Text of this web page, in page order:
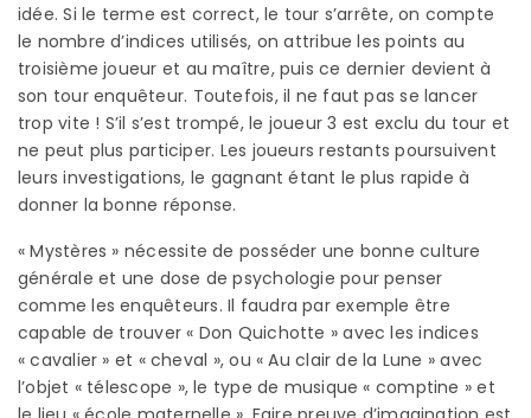
idée. Si le terme est correct, le tour s’arrête, on compte
le nombre d’indices utilisés, on attribue les points au
troisième joueur et au maître, puis ce dernier devient à
son tour enquêteur. Toutefois, il ne faut pas se lancer
trop vite ! S’il s’est trompé, le joueur 3 est exclu du tour et
ne peut plus participer. Les joueurs restants poursuivent
leurs investigations, le gagnant étant le plus rapide à
donner la bonne réponse.
« Mystères » nécessite de posséder une bonne culture
générale et une dose de psychologie pour penser
comme les enquêteurs. Il faudra par exemple être
capable de trouver « Don Quichotte » avec les indices
« cavalier » et « cheval », ou « Au clair de la Lune » avec
l’objet « télescope », le type de musique « comptine » et